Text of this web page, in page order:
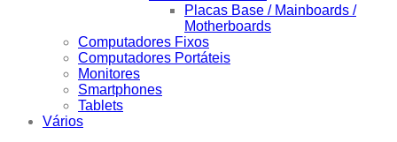
Placas Base / Mainboards /
Motherboards
Computadores Fixos
Computadores Portáteis
Monitores
Smartphones
Tablets
Vários